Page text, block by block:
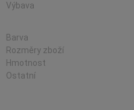
Výbava
Barva
Rozměry zboží
Hmotnost
Ostatní